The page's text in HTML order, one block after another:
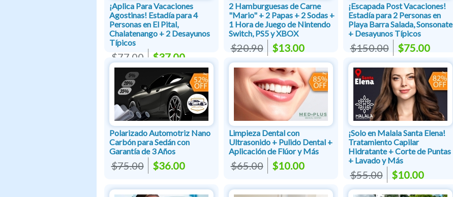
¡Aplica Para Vacaciones
Agostinas! Estadía para 4
Personas en El Pital,
Chalatenango + 2 Desayunos
Típicos
$77.00 $37.00
2 Hamburguesas de Carne
"Mario" + 2 Papas + 2 Sodas +
1 Hora de Juego de Nintendo
Switch, PS5 y XBOX
$20.90 $13.00
¡Escapada Post Vacaciones!
Estadía para 2 Personas en
Playa Barra Salada, Sonsonate
+ Desayunos Típicos
$150.00 $75.00
Polarizado Automotriz Nano
Carbón para Sedán con
Garantía de 3 Años
$75.00 $36.00
Limpieza Dental con
Ultrasonido + Pulido Dental +
Aplicación de Flúor y Más
$65.00 $10.00
¡Solo en Malala Santa Elena!
Tratamiento Capilar
Hidratante + Corte de Puntas
+ Lavado y Más
$55.00 $10.00